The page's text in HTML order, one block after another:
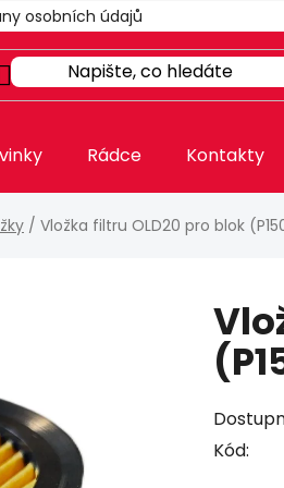
osobních údajů
Rádce Kontakty
/ Vložka filtru OLD20 pro blok
Kód: